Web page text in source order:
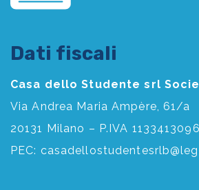
Dati fiscali
Casa dello Studente srl
Via Andrea Maria Ampère, 61/a
20131 Milano – P.IVA
PEC: